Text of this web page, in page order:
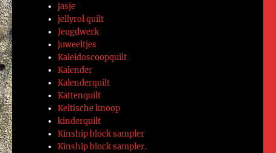
jasje
jellyrol quilt
Jeugdwerk
juweeltjes
Kaleidoscoopquilt
Kalender
Kalenderquilt
Kattenquilt
Keltische knoop
kinderquilt
Kinship block sampler
Kinship block sampler.